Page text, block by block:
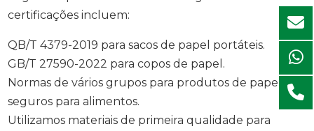
certificações incluem:
QB/T 4379-2019 para sacos de papel portáteis.
GB/T 27590-2022 para copos de papel.
Normas de vários grupos para produtos de papel
seguros para alimentos.
Utilizamos materiais de primeira qualidade para